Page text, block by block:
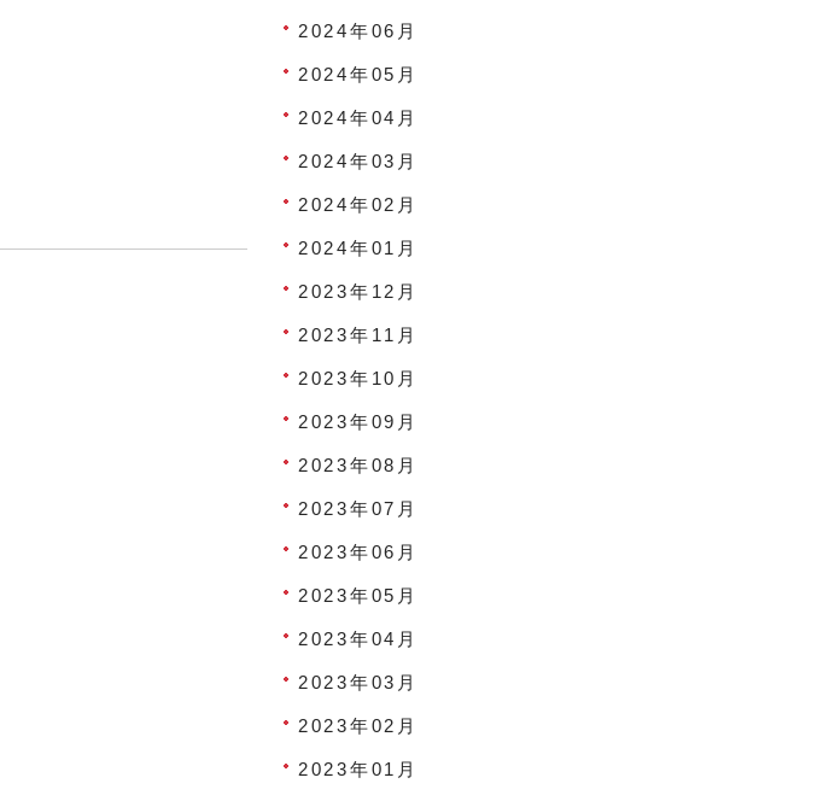
2024年06月
2024年05月
2024年04月
2024年03月
2024年02月
2024年01月
2023年12月
2023年11月
2023年10月
2023年09月
2023年08月
2023年07月
2023年06月
2023年05月
2023年04月
2023年03月
2023年02月
2023年01月